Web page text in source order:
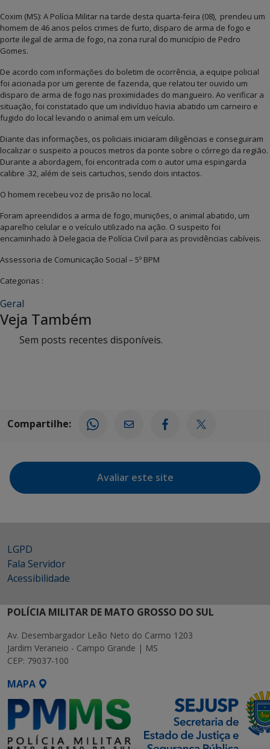
Coxim (MS): A Polícia Militar na tarde desta quarta-feira (08), prendeu um
homem de 46 anos pelos crimes de furto, disparo de arma de fogo e
porte ilegal de arma de fogo, na zona rural do município de Pedro
Gomes.
De acordo com informações do boletim de ocorrência, a equipe policial
foi acionada por um gerente de fazenda, que relatou ter ouvido um
disparo de arma de fogo nas proximidades do mangueiro. Ao verificar a
situação, foi constatado que um indivíduo havia abatido um carneiro e
fugido do local levando o animal em um veículo.
Diante das informações, os policiais iniciaram diligências e conseguiram
localizar o suspeito a poucos metros da ponte sobre o córrego da região.
Durante a abordagem, foi encontrada com o autor uma espingarda
calibre .32, além de seis cartuchos, sendo dois intactos.
O homem recebeu voz de prisão no local.
Foram apreendidos a arma de fogo, munições, o animal abatido, um
aparelho celular e o veículo utilizado na ação. O suspeito foi
encaminhado à Delegacia de Polícia Civil para as providências cabíveis.
Assessoria de Comunicação Social – 5º BPM
Categorias :
Geral
Veja Também
Sem posts recentes disponíveis.
Compartilhe:
Avaliar este site
LGPD
Fala Servidor
Acessibilidade
POLÍCIA MILITAR DE MATO GROSSO DO SUL
Av. Desembargador Leão Neto do Carmo 1203
Jardim Veraneio - Campo Grande | MS
CEP: 79037-100
MAPA